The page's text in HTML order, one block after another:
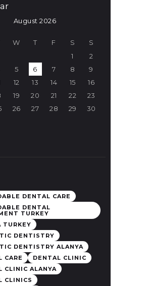
August 2026
W T F S
S
1
2
5 6 7 8
9
12 13 14 15
16
19 20 21 22
23
26 27 28 29
30
DENTAL CARE
DENTAL
TURKEY
TURKEY
DENTISTRY
DENTISTRY ALANYA
CARE
DENTAL CLINIC
CLINIC ALANYA
CLINICS